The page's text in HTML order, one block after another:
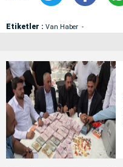
Etiketler : Van Haber